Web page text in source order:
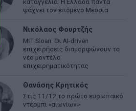
ψάχνει τον επόμενο Μεσσία
Νικόλαος Φουρτζής
MIT Sloan: Οι AI-driven
επιχειρήσεις διαμορφώνουν το
νέο μοντέλο
επιχειρηματικότητας
Θανάσης Κρητικός
Στις 11/12 το πρώτο ευρωπαϊκό
ντέρμπι «αιωνίων»